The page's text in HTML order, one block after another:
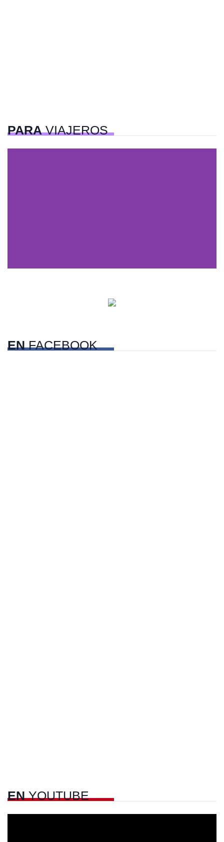
PARAVIAJEROS
PetFriendly en la CDMX
ENFACEBOOK
ENYOUTUBE